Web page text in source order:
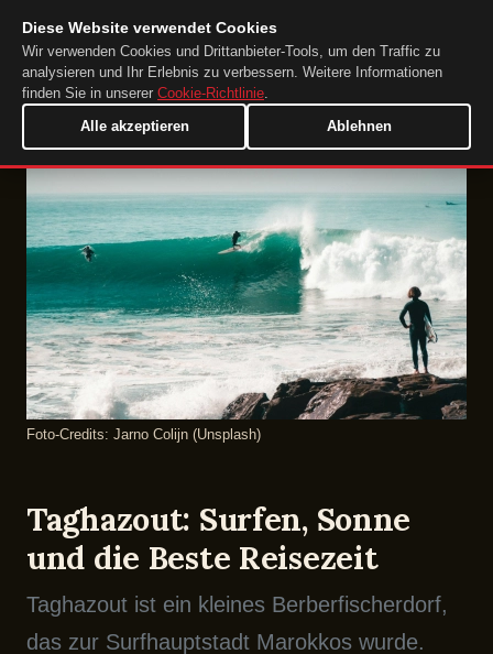
DuckTip.com
Foto‑Credits: Jarno Colijn (Unsplash)
Taghazout: Surfen, Sonne
und die Beste Reisezeit
Taghazout ist ein kleines Berberfischerdorf,
das zur Surfhauptstadt Marokkos wurde.
Diese Website verwendet Cookies
Wir verwenden Cookies und Drittanbieter-Tools, um den Traffic zu
analysieren und Ihr Erlebnis zu verbessern. Weitere Informationen
finden Sie in unserer Cookie-Richtlinie.
Alle akzeptieren
Ablehnen